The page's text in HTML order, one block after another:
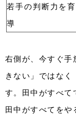
若手の判断力を
導
右側が、今すぐ手
きない」ではな
す。田中がすべて
田中がすべてを